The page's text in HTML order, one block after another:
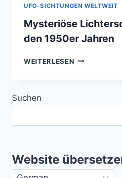
UFO-SICHTUNGEN WELTWEIT
Mysteriöse
den 1950er Jahren
WEITERLESEN MYSTERIÖSE
Suchen
Website